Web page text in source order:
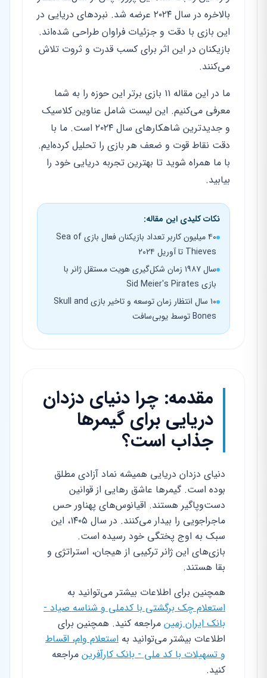
بالاخره در سال ۲۰۲۴ عرضه شد. نبردهای دریایی در
این بازی با دقت و جزئیات فراوان طراحی شده‌اند.
بازیکنان در این اثر برای کسب قدرت و ثروت تلاش
می‌کنند.
ما در این مقاله ۱۱ بازی برتر این حوزه را به شما
معرفی می‌کنیم. این لیست شامل عناوین کلاسیک
و جدیدترین شاهکارهای سال ۲۰۲۴ است. ما با
دقت نقاط قوت و ضعف هر بازی را تحلیل کرده‌ایم.
با ما همراه شوید تا بهترین تجربه دریایی خود را
بیابید.
نکات کلیدی این مقاله:
۴۰ میلیون کاربر تعداد بازیکنان فعال بازی Sea of
Thieves تا آوریل ۲۰۲۴
سال ۱۹۸۷ زمان شکل‌گیری هویت مستقل ژانر با
بازی Sid Meier's Pirates
۱۰ سال انتظار زمان توسعه و تاخیر بازی Skull and
Bones توسط یوبی‌سافت
مقدمه: چرا دنیای دزدان
دریایی برای گیمرها
جذاب است؟
دنیای دزدان دریایی همیشه نماد آزادی مطلق
بوده است. گیمرها عاشق رهایی از قوانین
دست‌وپاگیر هستند. اقیانوس‌های پهناور حس
ماجراجویی را بیدار می‌کنند. در سال ۱۴۰۵، این
سبک به اوج پختگی خود رسیده است.
بازی‌های این ژانر ترکیبی از هیجان، استراتژی و
بقا هستند.
همچنین برای اطلاعات بیشتر می‌توانید به
استعلام چک برگشتی با کدملی و شناسه صیاد -
بانک ایران زمین مراجعه کنید. همچنین برای
اطلاعات بیشتر می‌توانید به استعلام وام، اقساط
و تسهیلات با کد ملی - بانک کارآفرین مراجعه
کنید.